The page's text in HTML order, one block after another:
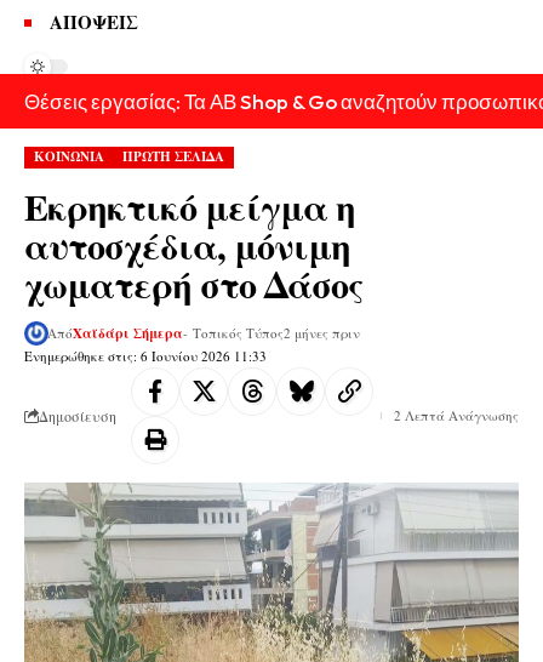
ΑΠΟΨΕΙΣ
Θέσεις εργασίας: Τα ΑΒ Shop & Go αναζητούν
ΚΟΙΝΩΝΙΑ ΠΡΩΤΗ ΣΕΛΙΔΑ
Εκρηκτικό μείγμα η
αυτοσχέδια, μόνιμη
χωματερή στο Δάσος
Ενημερώθηκε στις: 6 Ιουνίου 2026 11:33
ΑπόΧαϊδάρι Σήμερα- Τοπικός Τύπος2 μήνες πριν
Δημοσίευση 2 Λεπτά Ανάγνωσης